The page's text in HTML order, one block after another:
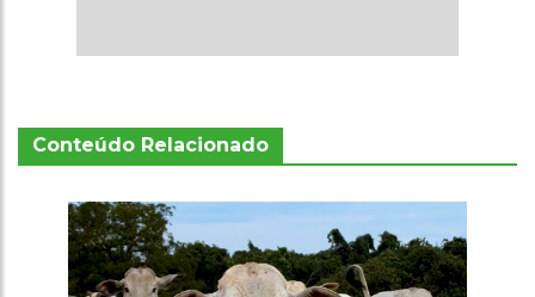
Conteúdo Relacionado